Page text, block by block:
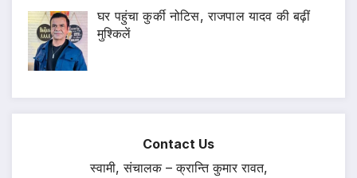
घर पहुंचा कुर्की नोटिस, राजपाल यादव की बढ़ीं
मुश्किलें
Contact Us
स्वामी, संचालक – क्रान्ति कुमार रावत,